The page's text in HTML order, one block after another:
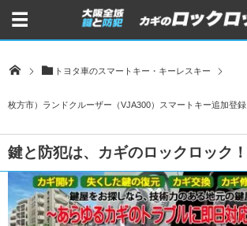
トヨタ車のスマートキー・キーレスキー
枚方市）ランドクルーザー（VJA300）スマートキー追加登録
鍵と防犯は、カギのロックロック！